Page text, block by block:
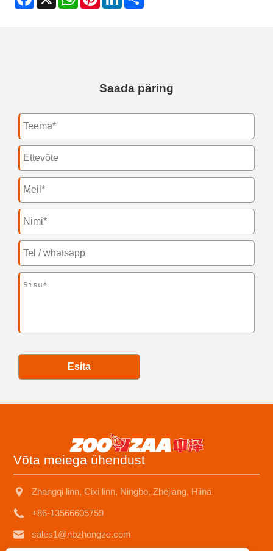
Saada päring
Esita
Võta meiega ühendust
Zhangqi linn, Cixi linn, Ningbo, Zhejiang, Hiina
+86-13566605759
sales1@nbzhongze.com